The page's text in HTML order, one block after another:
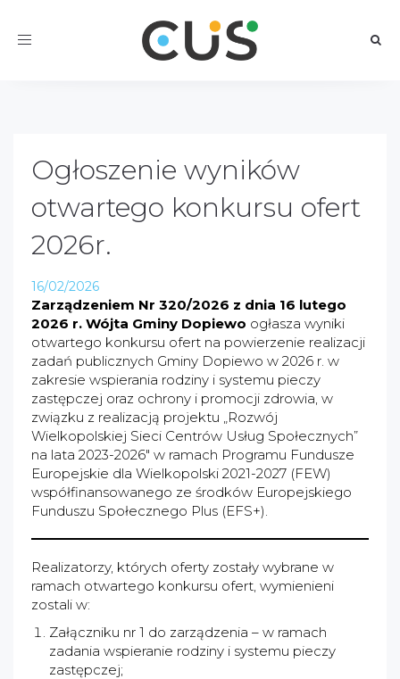
Toggle
Ogłoszenie wyników
otwartego konkursu ofert
2026r.
16/02/2026
Zarządzeniem Nr 320/2026 z dnia 16 lutego
2026 r. Wójta Gminy Dopiewo ogłasza wyniki
otwartego konkursu ofert na powierzenie realizacji
zadań publicznych Gminy Dopiewo w 2026 r. w
zakresie wspierania rodziny i systemu pieczy
zastępczej oraz ochrony i promocji zdrowia, w
związku z realizacją projektu „Rozwój
Wielkopolskiej Sieci Centrów Usług Społecznych”
na lata 2023-2026" w ramach Programu Fundusze
Europejskie dla Wielkopolski 2021-2027 (FEW)
współfinansowanego ze środków Europejskiego
Funduszu Społecznego Plus (EFS+).
Realizatorzy, których oferty zostały wybrane w
ramach otwartego konkursu ofert, wymienieni
zostali w:
Załączniku nr 1 do zarządzenia – w ramach
zadania wspieranie rodziny i systemu pieczy
zastępczej;